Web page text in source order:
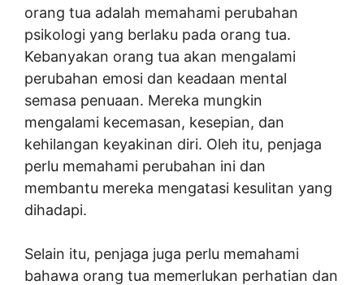
orang tua adalah memahami perubahan
psikologi yang berlaku pada orang tua.
Kebanyakan orang tua akan mengalami
perubahan emosi dan keadaan mental
semasa penuaan. Mereka mungkin
mengalami kecemasan, kesepian, dan
kehilangan keyakinan diri. Oleh itu, penjaga
perlu memahami perubahan ini dan
membantu mereka mengatasi kesulitan yang
dihadapi.
Selain itu, penjaga juga perlu memahami
bahawa orang tua memerlukan perhatian dan